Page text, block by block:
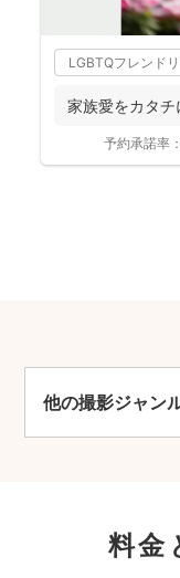
LGBTQフレンド
家族愛をカタチ
予約承諾率：
他の撮影ジャン
料金